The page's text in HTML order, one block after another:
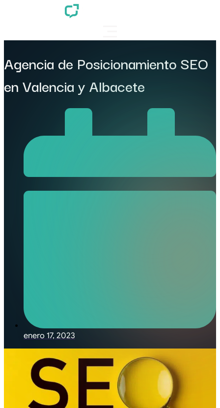
Agencia de Posicionamiento SEO
en Valencia y Albacete
enero 17, 2023